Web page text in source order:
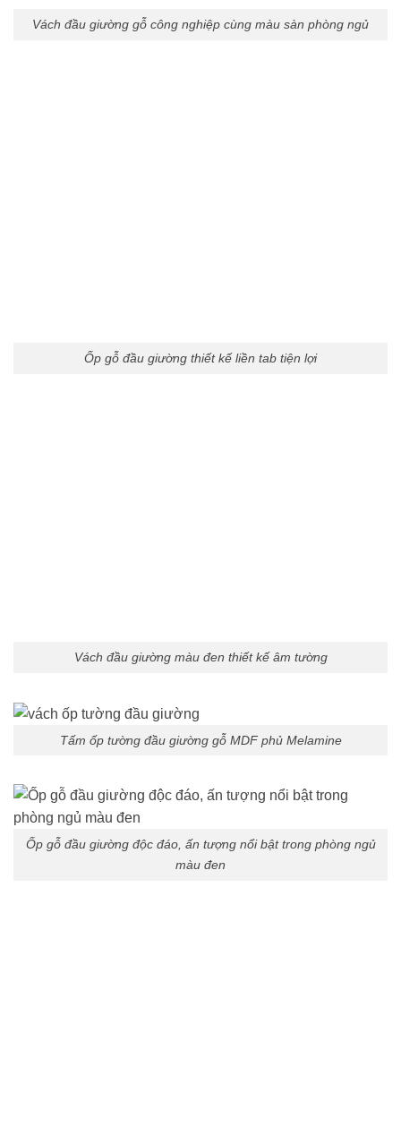
Vách đầu giường gỗ công nghiệp cùng màu sàn phòng ngủ
Ốp gỗ đầu giường thiết kế liền tab tiện lợi
Vách đầu giường màu đen thiết kế âm tường
Tấm ốp tường đầu giường gỗ MDF phủ Melamine
Ốp gỗ đầu giường độc đáo, ấn tượng nổi bật trong phòng ngủ
màu đen